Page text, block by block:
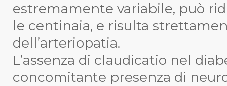
estremamente variabile, può
le centinaia, e risulta
dell’arteriopatia.
L’assenza di claudicatio nel
concomitante presenza di